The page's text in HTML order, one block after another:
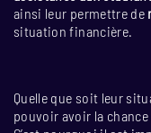
ainsi leur permettre de
situation financière.
Quelle que soit leur
pouvoir avoir la chance